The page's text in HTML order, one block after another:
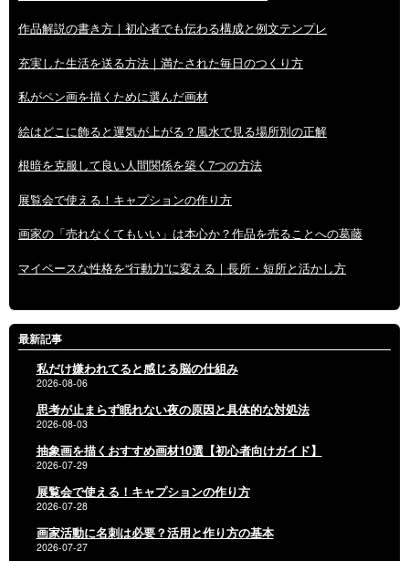
作品解説の書き方｜初心者でも伝わる構成と例文テンプレ
充実した生活を送る方法｜満たされた毎日のつくり方
私がペン画を描くために選んだ画材
絵はどこに飾ると運気が上がる？風水で見る場所別の正解
根暗を克服して良い人間関係を築く7つの方法
展覧会で使える！キャプションの作り方
画家の「売れなくてもいい」は本心か？作品を売ることへの葛藤
マイペースな性格を“行動力”に変える｜長所・短所と活かし方
最新記事
私だけ嫌われてると感じる脳の仕組み
2026-08-06
思考が止まらず眠れない夜の原因と具体的な対処法
2026-08-03
抽象画を描くおすすめ画材10選【初心者向けガイド】
2026-07-29
展覧会で使える！キャプションの作り方
2026-07-28
画家活動に名刺は必要？活用と作り方の基本
2026-07-27